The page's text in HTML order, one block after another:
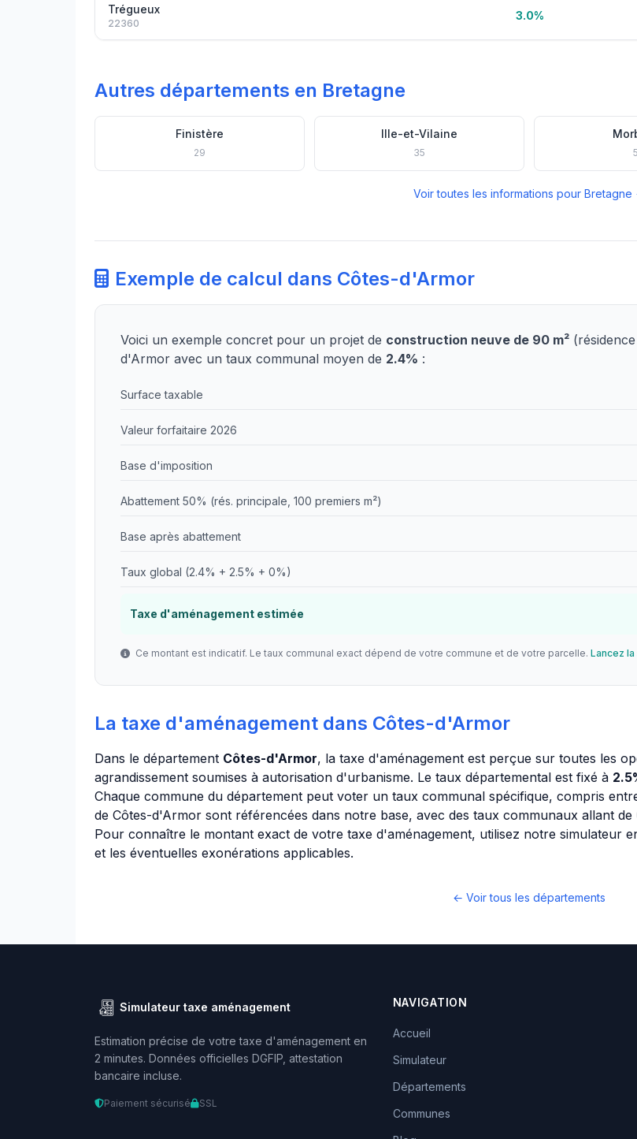
Trégueux
22360
3.0%
Autres départements en Bretagne
Finistère
29
Ille-et-Vilaine
35
Voir toutes les informations pour
Exemple de calcul dans Côtes-d'Armor
Voici un exemple concret pour un projet de construction neuve de 90 m²
d'Armor avec un taux communal moyen de 2.4% :
Surface taxable
Valeur forfaitaire 2026
Base d'imposition
Abattement 50% (rés. principale, 100 premiers m²)
Base après abattement
Taux global (2.4% + 2.5% + 0%)
Taxe d'aménagement estimée
Ce montant est indicatif. Le taux communal exact dépend de votre commune et de votre parcelle. Lancez
La taxe d'aménagement dans Côtes-d'Armor
Dans le département Côtes-d'Armor, la taxe d'aménagement est perçue sur toutes les
agrandissement soumises à autorisation d'urbanisme. Le taux départemental est fixé à
Chaque commune du département peut voter un taux communal spécifique, compris
de Côtes-d'Armor sont référencées dans notre base, avec des taux communaux allant de
Pour connaître le montant exact de votre taxe d'aménagement, utilisez notre simulateur
et les éventuelles exonérations applicables.
← Voir tous les départements
Simulateur taxe aménagement
Estimation précise de votre taxe d'aménagement en
2 minutes. Données officielles DGFIP, attestation
bancaire incluse.
Paiement sécurisé SSL
NAVIGATION
Accueil
Simulateur
Départements
Communes